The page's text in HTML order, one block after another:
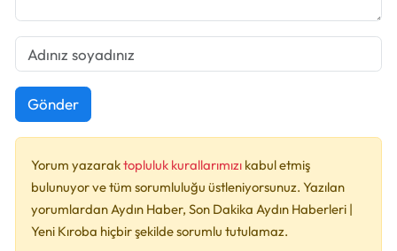
Gönder
Yorum yazaraktopluluk kurallarımızı kabul etmiş
bulunuyor ve tüm sorumluluğu üstleniyorsunuz. Yazılan
yorumlardan Aydın Haber, Son Dakika Aydın Haberleri |
Yeni Kıroba hiçbir şekilde sorumlu tutulamaz.